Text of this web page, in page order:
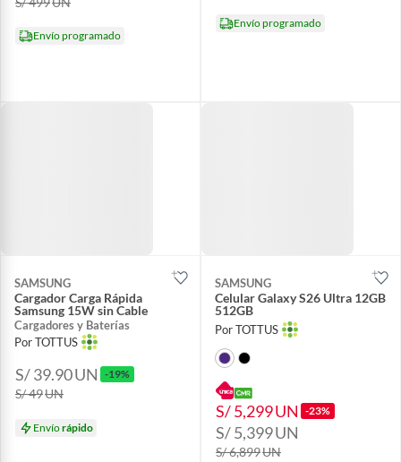
Envío programado
Envío programado
SAMSUNG
Cargador Carga Rápida
Samsung 15W sin Cable
Cargadores y Baterías
Por TOTTUS
S/ 39.90UN -19%
S/ 49UN
Envíorápido
SAMSUNG
Celular Galaxy S26 Ultra 12GB
512GB
Por TOTTUS
S/ 5,299UN -23%
S/ 5,399UN
S/ 6,899UN